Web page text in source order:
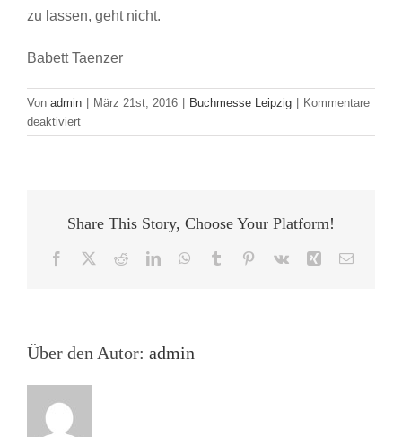
zu lassen, geht nicht.
Babett Taenzer
Von admin | März 21st, 2016 | Buchmesse Leipzig | Kommentare
deaktiviertfür
Erfolgreiches
und
Blog
Share This Story, Choose Your Platform!
Facebook RedditLinkedInWhatsApp
Tumblr Pinterest
Vk Xing E-
Über den Autor: admin